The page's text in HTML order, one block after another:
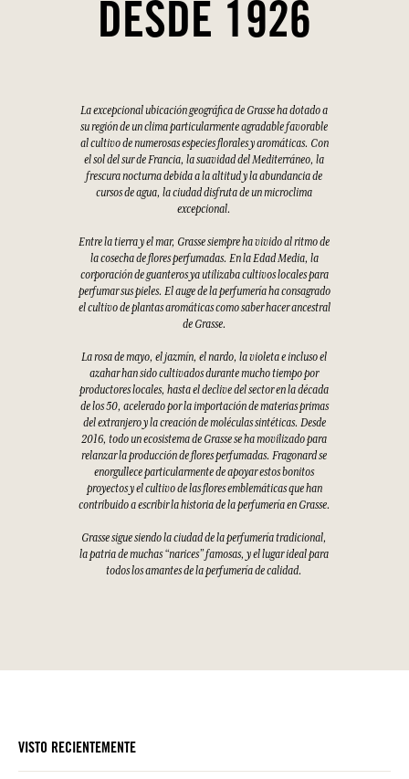
DESDE 1926
La excepcional ubicación geográfica de Grasse ha dotado a
su región de un clima particularmente agradable favorable
al cultivo de numerosas especies florales y aromáticas. Con
el sol del sur de Francia, la suavidad del Mediterráneo, la
frescura nocturna debida a la altitud y la abundancia de
cursos de agua, la ciudad disfruta de un microclima
excepcional.
Entre la tierra y el mar, Grasse siempre ha vivido al ritmo de
la cosecha de flores perfumadas. En la Edad Media, la
corporación de guanteros ya utilizaba cultivos locales para
perfumar sus pieles. El auge de la perfumería ha consagrado
el cultivo de plantas aromáticas como saber hacer ancestral
de Grasse.
La rosa de mayo, el jazmín, el nardo, la violeta e incluso el
azahar han sido cultivados durante mucho tiempo por
productores locales, hasta el declive del sector en la década
de los 50, acelerado por la importación de materias primas
del extranjero y la creación de moléculas sintéticas. Desde
2016, todo un ecosistema de Grasse se ha movilizado para
relanzar la producción de flores perfumadas. Fragonard se
enorgullece particularmente de apoyar estos bonitos
proyectos y el cultivo de las flores emblemáticas que han
contribuido a escribir la historia de la perfumería en Grasse.
Grasse sigue siendo la ciudad de la perfumería tradicional,
la patria de muchas “narices” famosas, y el lugar ideal para
todos los amantes de la perfumería de calidad.
VISTO RECIENTEMENTE